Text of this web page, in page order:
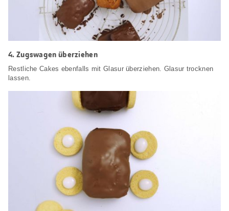
4.Zugswagen überziehen
Restliche Cakes ebenfalls mit Glasur überziehen. Glasur trocknen
lassen.